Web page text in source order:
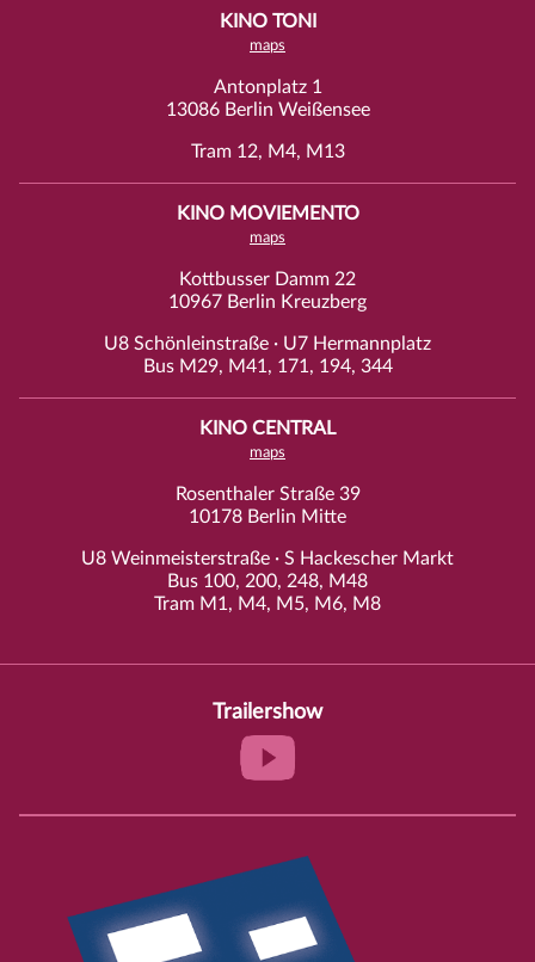
KINO TONI
maps
Antonplatz 1
13086 Berlin Weißensee
Tram 12, M4, M13
KINO MOVIEMENTO
maps
Kottbusser Damm 22
10967 Berlin Kreuzberg
U8 Schönleinstraße · U7 Hermannplatz
Bus M29, M41, 171, 194, 344
KINO CENTRAL
maps
Rosenthaler Straße 39
10178 Berlin Mitte
U8 Weinmeisterstraße · S Hackescher Markt
Bus 100, 200, 248, M48
Tram M1, M4, M5, M6, M8
Trailershow